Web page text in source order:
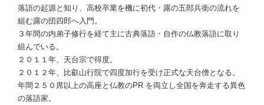
落語の起源と知り、高校卒業を機に初代・露の五郎兵衛の流れを
組む露の団四郎へ入門。
３年間の内弟子修行を経て主に古典落語・自作の仏教落語に取り
組んでいる。
２０１１年、天台宗で得度。
２０１２年、比叡山行院で四度加行を受け正式な天台僧となる。
年間２５０席以上の高座と仏教のPR を両立し全国を奔走する異色
の落語家。